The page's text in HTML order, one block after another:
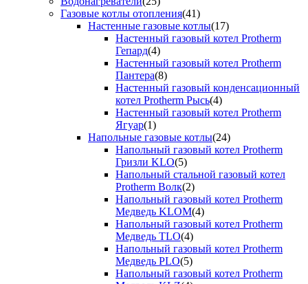
Газовые котлы отопления(41)
Настенные газовые котлы(17)
Настенный газовый котел Protherm
Гепард(4)
Настенный газовый котел Protherm
Пантера(8)
Настенный газовый конденсационный
котел Protherm Рысь(4)
Настенный газовый котел Protherm
Ягуар(1)
Напольные газовые котлы(24)
Напольный газовый котел Protherm
Гризли KLO(5)
Напольный стальной газовый котел
Protherm Волк(2)
Напольный газовый котел Protherm
Медведь KLOM(4)
Напольный газовый котел Protherm
Медведь TLO(4)
Напольный газовый котел Protherm
Медведь PLO(5)
Напольный газовый котел Protherm